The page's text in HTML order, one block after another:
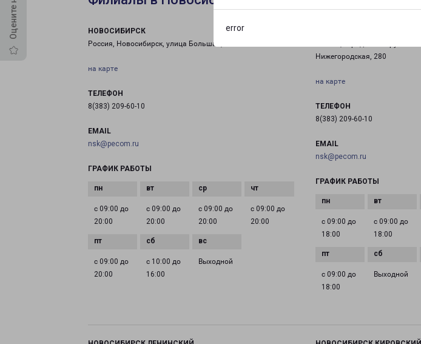
error
НОВОСИБИРСК
Россия, Новосибирск, улица Большая, 280
на карте
ТЕЛЕФОН
8(383) 209-60-10
EMAIL
nsk@pecom.ru
ГРАФИК РАБОТЫ
с 09:00 до
20:00
с 09:00 до
20:00
с 09:00 до
20:00
с 09:00 до
20:00
с 09:00 до
20:00
с 10:00 до
16:00
Выходной
Нижегородская, 280
на карте
ТЕЛЕФОН
8(383) 209-60-10
EMAIL
nsk@pecom.ru
ГРАФИК РАБОТЫ
с 09:00 до
18:00
с 09:00 до
18:00
с 09:00 до
18:00
Выходной